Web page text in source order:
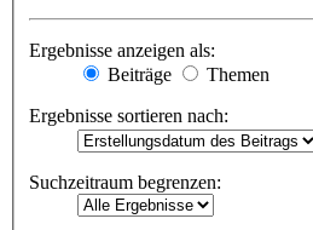
Ergebnisse anzeigen als:
Beiträge
Themen
Ergebnisse sortieren nach:
Suchzeitraum begrenzen: